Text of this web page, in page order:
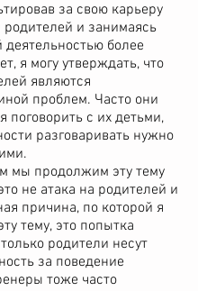
за свою карьеру
родителей и занимаясь
деятельностью более
я могу утверждать, что
являются
проблем. Часто они
поговорить с их детьми,
разговаривать нужно
мы продолжим эту тему
не атака на родителей и
причина, по которой я
тему, это попытка
родители несут
за поведение
тоже часто